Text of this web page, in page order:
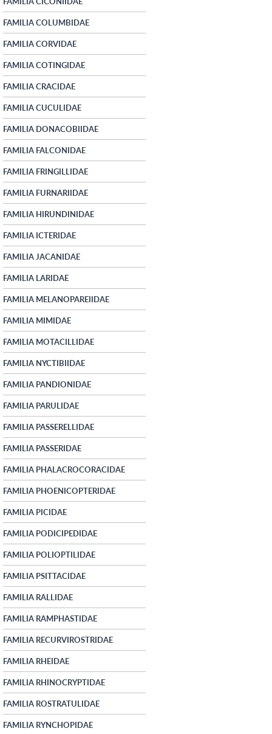
FAMILIA COLUMBIDAE
FAMILIA CORVIDAE
FAMILIA COTINGIDAE
FAMILIA CRACIDAE
FAMILIA CUCULIDAE
FAMILIA DONACOBIIDAE
FAMILIA FALCONIDAE
FAMILIA FRINGILLIDAE
FAMILIA FURNARIIDAE
FAMILIA HIRUNDINIDAE
FAMILIA ICTERIDAE
FAMILIA JACANIDAE
FAMILIA LARIDAE
FAMILIA MELANOPAREIIDAE
FAMILIA MIMIDAE
FAMILIA MOTACILLIDAE
FAMILIA NYCTIBIIDAE
FAMILIA PANDIONIDAE
FAMILIA PARULIDAE
FAMILIA PASSERELLIDAE
FAMILIA PASSERIDAE
FAMILIA PHALACROCORACIDAE
FAMILIA PHOENICOPTERIDAE
FAMILIA PICIDAE
FAMILIA PODICIPEDIDAE
FAMILIA POLIOPTILIDAE
FAMILIA PSITTACIDAE
FAMILIA RALLIDAE
FAMILIA RAMPHASTIDAE
FAMILIA RECURVIROSTRIDAE
FAMILIA RHEIDAE
FAMILIA RHINOCRYPTIDAE
FAMILIA ROSTRATULIDAE
FAMILIA RYNCHOPIDAE